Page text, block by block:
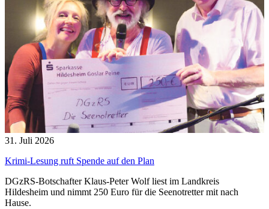
31. Juli 2026
Krimi-Lesung ruft Spende auf den Plan
DGzRS-Botschafter Klaus-Peter Wolf liest im Landkreis
Hildesheim und nimmt 250 Euro für die Seenotretter mit nach
Hause.